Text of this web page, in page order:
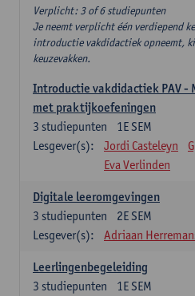
Verplicht: 3 of 6 studiepunten
Je neemt verplicht één verdiepend
introductie vakdidactiek opneemt,
keuzevakken.
Introductie vakdidactiek PAV -
met praktijkoefeningen
1E SEM
3 studiepunten
Lesgever(s):
Jordi Casteleyn
Eva Verlinden
Digitale leeromgevingen
2E SEM
3 studiepunten
Lesgever(s):
Adriaan
Leerlingenbegeleiding
1E SEM
3 studiepunten